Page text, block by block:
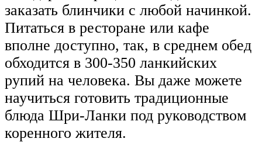
заказать блинчики с любой начинкой.
Питаться в ресторане или кафе
вполне доступно, так, в среднем обед
обходится в 300-350 ланкийских
рупий на человека. Вы даже можете
научиться готовить традиционные
блюда Шри-Ланки под руководством
коренного жителя.